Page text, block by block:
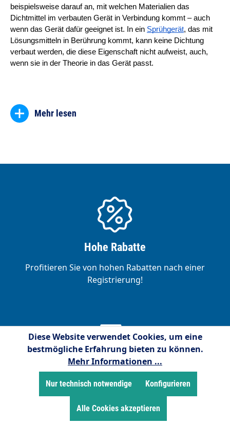
beispielsweise darauf an, mit welchen Materialien das
Dichtmittel im verbauten Gerät in Verbindung kommt – auch
wenn das Gerät dafür geeignet ist. In ein Sprühgerät, das mit
Lösungsmitteln in Berührung kommt, kann keine Dichtung
verbaut werden, die diese Eigenschaft nicht aufweist, auch,
wenn sie in der Theorie in das Gerät passt.
Mehr lesen
Hohe Rabatte
Profitieren Sie von hohen Rabatten nach einer
Registrierung!
Schnelle Lieferung
Auf unsere Logistik-Partner ist Verlass. Ab 150 €
Netto-Bestellwert in Deutschland (nur bei
Paketversand) auch noch versandkostenfrei!
Diese Website verwendet Cookies, um eine
bestmögliche Erfahrung bieten zu können.
Mehr Informationen ...
Nur technisch notwendige Konfigurieren
Alle Cookies akzeptieren